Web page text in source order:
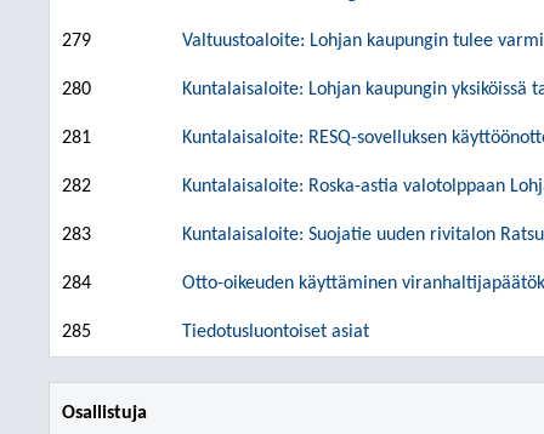
279 Valtuustoaloite: Lohjan kaupungin tulee
280 Kuntalaisaloite: Lohjan kaupungin
281 Kuntalaisaloite: RESQ-sovelluksen
282 Kuntalaisaloite: Roska-astia valotolppaan
283 Kuntalaisaloite: Suojatie uuden rivitalon
284 Otto-oikeuden käyttäminen
285 Tiedotusluontoiset asiat
Osallistuja